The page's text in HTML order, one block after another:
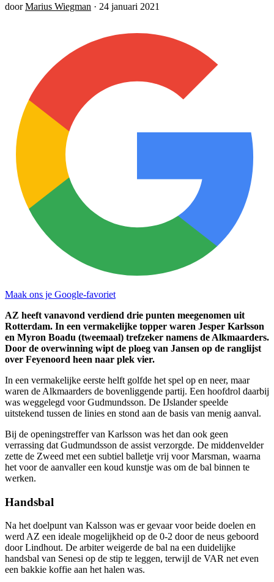
door Marius Wiegman · 24 januari 2021
Maak ons je Google-favoriet
AZ heeft vanavond verdiend drie punten meegenomen uit
Rotterdam. In een vermakelijke topper waren Jesper Karlsson
en Myron Boadu (tweemaal) trefzeker namens de Alkmaarders.
Door de overwinning wipt de ploeg van Jansen op de ranglijst
over Feyenoord heen naar plek vier.
In een vermakelijke eerste helft golfde het spel op en neer, maar
waren de Alkmaarders de bovenliggende partij. Een hoofdrol daarbij
was weggelegd voor Gudmundsson. De IJslander speelde
uitstekend tussen de linies en stond aan de basis van menig aanval.
Bij de openingstreffer van Karlsson was het dan ook geen
verrassing dat Gudmundsson de assist verzorgde. De middenvelder
zette de Zweed met een subtiel balletje vrij voor Marsman, waarna
het voor de aanvaller een koud kunstje was om de bal binnen te
werken.
Handsbal
Na het doelpunt van Kalsson was er gevaar voor beide doelen en
werd AZ een ideale mogelijkheid op de 0-2 door de neus geboord
door Lindhout. De arbiter weigerde de bal na een duidelijke
handsbal van Senesi op de stip te leggen, terwijl de VAR net even
een bakkie koffie aan het halen was.